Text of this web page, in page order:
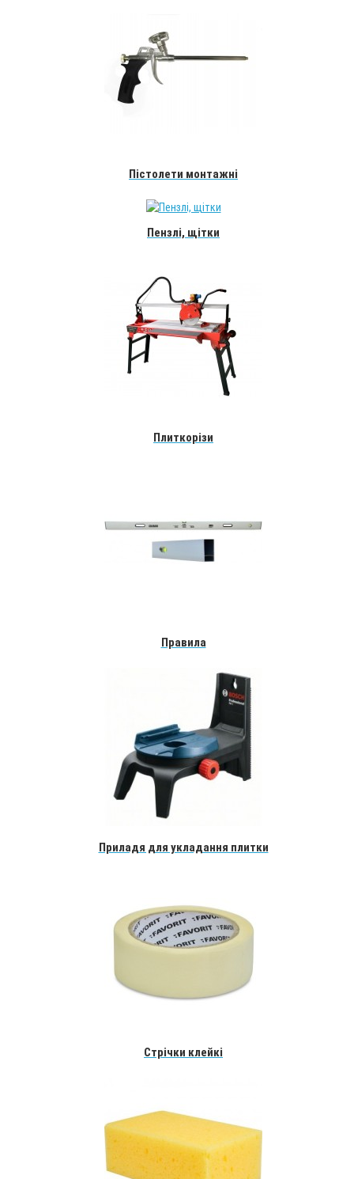
Пістолети монтажні
Пензлі, щітки
Плиткорізи
Правила
Приладя для укладання плитки
Стрічки клейкі